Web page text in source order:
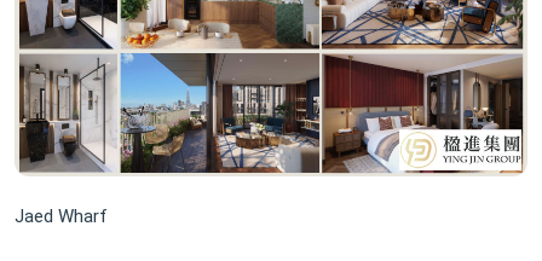
Jaed Wharf